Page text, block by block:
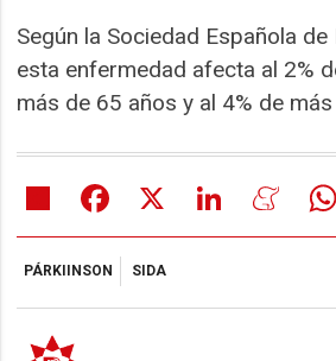
Según la Sociedad Española
esta enfermedad afecta al 2%
más de 65 años y al 4% de
Share Facebook LinkedIn
PÁRKIINSON SIDA